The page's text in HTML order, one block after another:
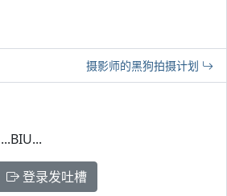
摄影师的黑狗拍摄计划
登录发吐槽